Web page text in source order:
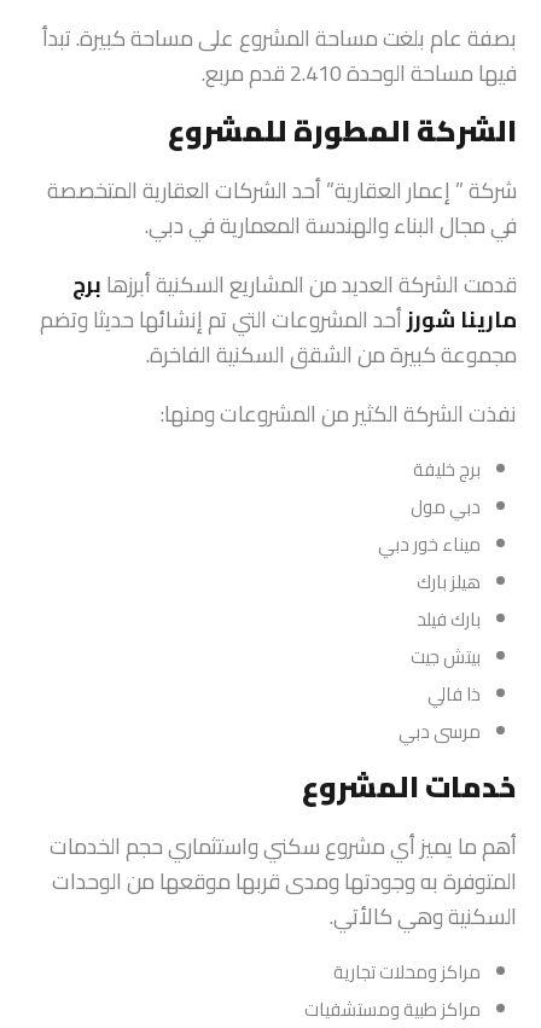
بصفة عام بلغت مساحة المشروع على مساحة كبيرة. تبدأ
فيها مساحة الوحدة 2.410 قدم مربع.
الشركة المطورة للمشروع
شركة ” إعمار العقارية” أحد الشركات العقارية المتخصصة
في مجال البناء والهندسة المعمارية في دبي.
قدمت الشركة العديد من المشاريع السكنية أبرزهابرج
مارينا شورزأحد المشروعات التي تم إنشائها حديثا وتضم
مجموعة كبيرة من الشقق السكنية الفاخرة.
نفذت الشركة الكثير من المشروعات ومنها:
برج خليفة
دبي مول
ميناء خور دبي
هيلز بارك
بارك فيلد
بيتش جيت
ذا فالي
مرسى دبي
خدمات المشروع
أهم ما يميز أي مشروع سكني واستثماري حجم الخدمات
المتوفرة به وجودتها ومدى قربها موقعها من الوحدات
السكنية وهي كالأتي.
مراكز ومحلات تجارية
مراكز طبية ومستشفيات